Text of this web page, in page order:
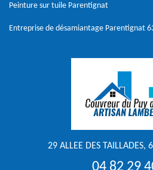
Peinture sur tuile Parentignat
Entreprise de désamiantage Parentignat
29 ALLEE DES TAILLADES,
04 82 29